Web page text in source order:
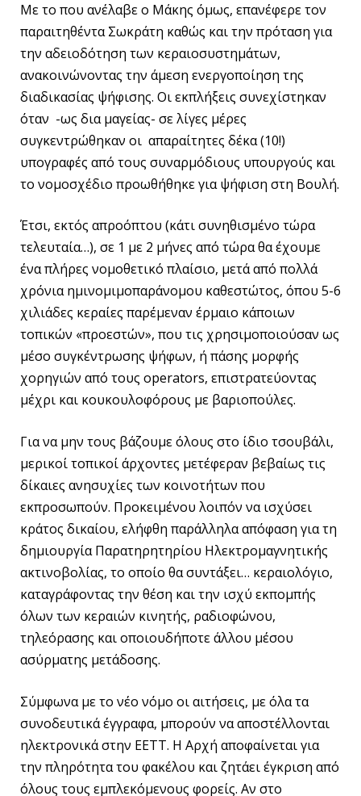
Με το που ανέλαβε ο Μάκης όμως, επανέφερε τον
παραιτηθέντα Σωκράτη καθώς και την πρόταση για
την αδειοδότηση των κεραιοσυστημάτων,
ανακοινώνοντας την άμεση ενεργοποίηση της
διαδικασίας ψήφισης. Οι εκπλήξεις συνεχίστηκαν
όταν -ως δια μαγείας- σε λίγες μέρες
συγκεντρώθηκαν οι απαραίτητες δέκα (10!)
υπογραφές από τους συναρμόδιους υπουργούς και
το νομοσχέδιο προωθήθηκε για ψήφιση στη Βουλή.
Έτσι, εκτός απροόπτου (κάτι συνηθισμένο τώρα
τελευταία…), σε 1 με 2 μήνες από τώρα θα έχουμε
ένα πλήρες νομοθετικό πλαίσιο, μετά από πολλά
χρόνια ημινομιμοπαράνομου καθεστώτος, όπου 5-6
χιλιάδες κεραίες παρέμεναν έρμαιο κάποιων
τοπικών «προεστών», που τις χρησιμοποιούσαν ως
μέσο συγκέντρωσης ψήφων, ή πάσης μορφής
χορηγιών από τους operators, επιστρατεύοντας
μέχρι και κουκουλοφόρους με βαριοπούλες.
Για να μην τους βάζουμε όλους στο ίδιο τσουβάλι,
μερικοί τοπικοί άρχοντες μετέφεραν βεβαίως τις
δίκαιες ανησυχίες των κοινοτήτων που
εκπροσωπούν. Προκειμένου λοιπόν να ισχύσει
κράτος δικαίου, ελήφθη παράλληλα απόφαση για τη
δημιουργία Παρατηρητηρίου Ηλεκτρομαγνητικής
ακτινοβολίας, το οποίο θα συντάξει… κεραιολόγιο,
καταγράφοντας την θέση και την ισχύ εκπομπής
όλων των κεραιών κινητής, ραδιοφώνου,
τηλεόρασης και οποιουδήποτε άλλου μέσου
ασύρματης μετάδοσης.
Σύμφωνα με το νέο νόμο οι αιτήσεις, με όλα τα
συνοδευτικά έγγραφα, μπορούν να αποστέλλονται
ηλεκτρονικά στην ΕΕΤΤ. Η Αρχή αποφαίνεται για
την πληρότητα του φακέλου και ζητάει έγκριση από
όλους τους εμπλεκόμενους φορείς. Αν στο